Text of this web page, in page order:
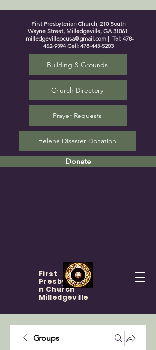
First Presbyterian Church, 210 South
Wayne Street, Milledgeville, GA 31061
milledgevillepcusa@gmail.com | Tel: 478-
452-9394Cell: 478-443-5203
Building & Grounds
Church Directory
Prayer Requests
Helene Disaster Donation
Donate
First
Presbyteria
n Church
Milledgeville
Groups